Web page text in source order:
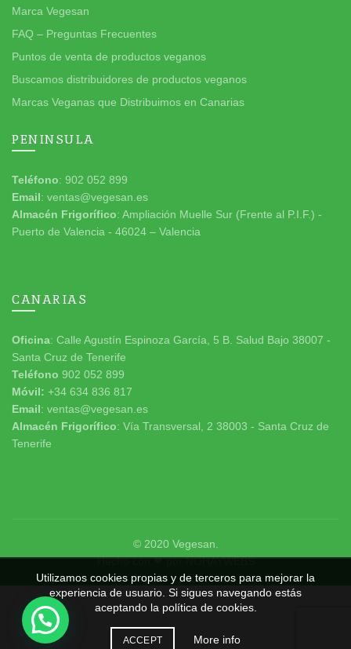
Marca Vegesan
FAQ – Preguntas Frecuentes
Puntos de venta de productos veganos
Buscamos distribuidores de productos veganos
Marcas Veganas que Distribuimos en Canarias
PENINSULA
Teléfono: 902 052 899
Email: ventas@vegesan.es
Almacén Frigorífico: Ampliación Muelle Sur (Frente al P.I.F.) -
Puerto de Valencia - 46024 – Valencia
CANARIAS
Oficina: Calle Agustín Espinoza García, 5 B. Salud Bajo 38007 -
Santa Cruz de Tenerife
Teléfono 902 052 899
Móvil: +34 634 836 817
Email: ventas@vegesan.es
Almacén Frigorífico: Vía Transversal, 2 38003 - Santa Cruz de
Tenerife
© 2020 Vegesan
Hecho con ❤ porNOHAYWEBS
Utilizamos cookies propias y de terceros para mejorar la
experiencia de usuario. Si sigues navegando estás
aceptando la política de cookies.
ACCEPT More info